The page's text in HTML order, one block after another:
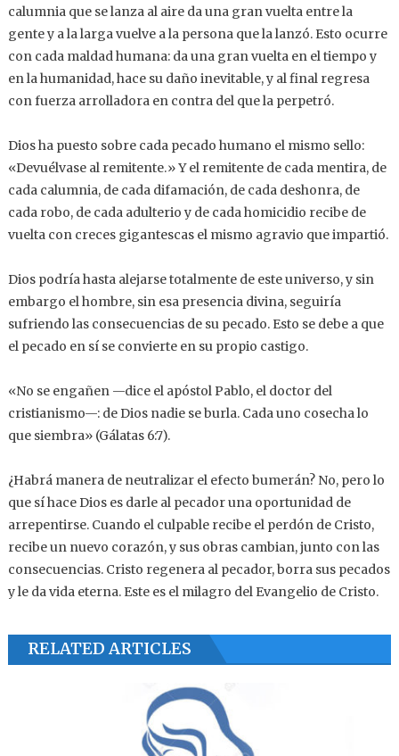
calumnia que se lanza al aire da una gran vuelta entre la
gente y a la larga vuelve a la persona que la lanzó. Esto ocurre
con cada maldad humana: da una gran vuelta en el tiempo y
en la humanidad, hace su daño inevitable, y al final regresa
con fuerza arrolladora en contra del que la perpetró.
Dios ha puesto sobre cada pecado humano el mismo sello:
«Devuélvase al remitente.» Y el remitente de cada mentira, de
cada calumnia, de cada difamación, de cada deshonra, de
cada robo, de cada adulterio y de cada homicidio recibe de
vuelta con creces gigantescas el mismo agravio que impartió.
Dios podría hasta alejarse totalmente de este universo, y sin
embargo el hombre, sin esa presencia divina, seguiría
sufriendo las consecuencias de su pecado. Esto se debe a que
el pecado en sí se convierte en su propio castigo.
«No se engañen —dice el apóstol Pablo, el doctor del
cristianismo—: de Dios nadie se burla. Cada uno cosecha lo
que siembra» (Gálatas 6:7).
¿Habrá manera de neutralizar el efecto bumerán? No, pero lo
que sí hace Dios es darle al pecador una oportunidad de
arrepentirse. Cuando el culpable recibe el perdón de Cristo,
recibe un nuevo corazón, y sus obras cambian, junto con las
consecuencias. Cristo regenera al pecador, borra sus pecados
y le da vida eterna. Este es el milagro del Evangelio de Cristo.
RELATED ARTICLES